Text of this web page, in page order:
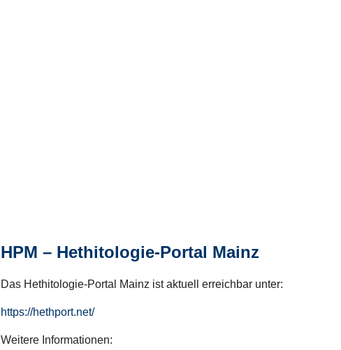
HPM – Hethitologie-Portal Mainz
Das Hethitologie-Portal Mainz ist aktuell erreichbar unter:
https://hethport.net/
Weitere Informationen: